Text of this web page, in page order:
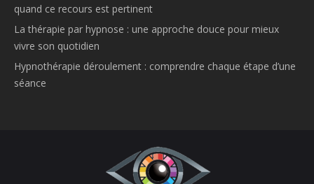
quand ce recours est pertinent
La thérapie par hypnose : une approche douce pour mieux
vivre son quotidien
Hypnothérapie déroulement : comprendre chaque étape d’une
séance